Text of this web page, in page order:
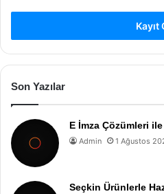
Kayıt
Son Yazılar
E İmza Çözümleri
Admin 1 Ağustos
Seçkin Ürünlerle